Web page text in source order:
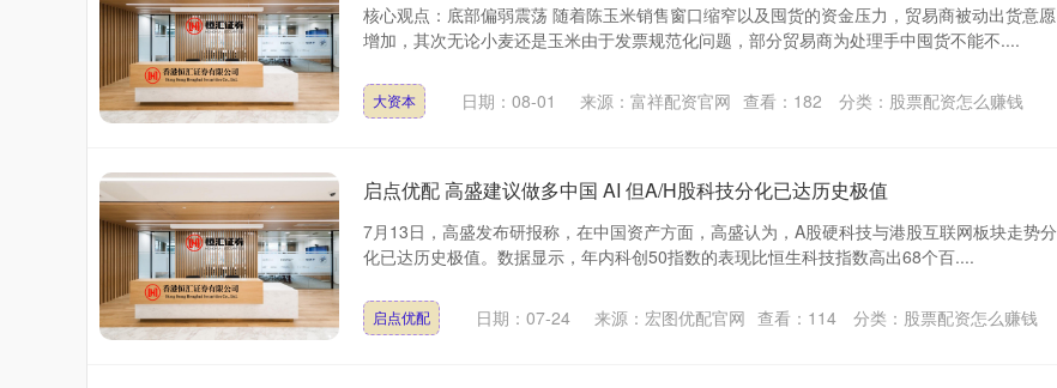
核心观点：底部偏弱震荡 随着陈玉米销售窗口缩窄以及囤货的资金压力，贸易商被动出货意愿
增加，其次无论小麦还是玉米由于发票规范化问题，部分贸易商为处理手中囤货不能不....
大资本 日期：08-01 来源：富祥配资官网 查看： 182 分类： 股票配资怎么赚钱
启点优配 高盛建议做多中国 AI 但A/H股科技分化已达历史极值
7月13日，高盛发布研报称，在中国资产方面，高盛认为，A股硬科技与港股互联网板块走势分
化已达历史极值。数据显示，年内科创50指数的表现比恒生科技指数高出68个百....
启点优配 日期：07-24 来源：宏图优配官网 查看： 114 分类： 股票配资怎么赚钱